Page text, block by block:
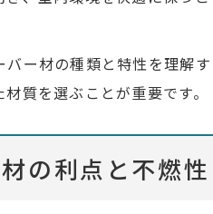
バー材の種類と特性を理解
質を選ぶことが重要です。
の利点と不燃性